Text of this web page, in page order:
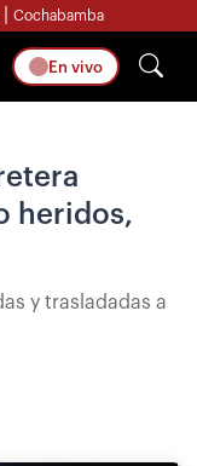
Cochabamba
En vivo
heridos,
y trasladadas a